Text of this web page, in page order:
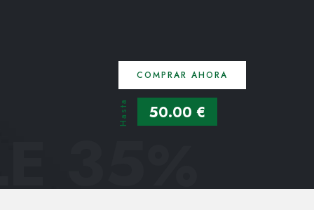
COMPRAR AHORA
Hasta 50.00 €
35%